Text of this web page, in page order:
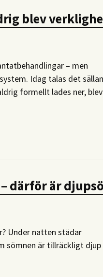
blev
– men
Idag talas det
formellt lades ner,
därför är
Under natten städar
sömnen är tillräckligt